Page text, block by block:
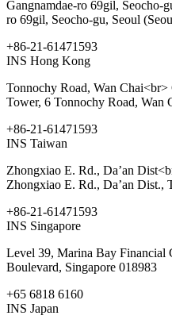
Gangnamdae-ro 69gil, Seocho-
ro 69gil, Seocho-gu, Seoul
+86-21-61471593
INS Hong Kong
Tonnochy Road, Wan
Tower, 6 Tonnochy Road, Wan
+86-21-61471593
INS Taiwan
Zhongxiao E. Rd., Da’an
Zhongxiao E. Rd., Da’an Dist.,
+86-21-61471593
INS Singapore
Level 39, Marina Bay Financial
Boulevard, Singapore 018983
+65 6818 6160
INS Japan